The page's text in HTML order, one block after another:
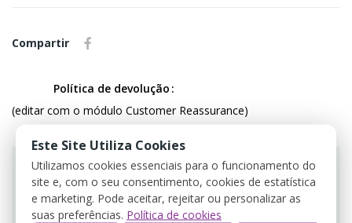
Compartir
Política de devolução
(editar com o módulo Customer Reassurance)
Guarantee safe & secure checkout
Este Site Utiliza Cookies
Utilizamos cookies essenciais para o funcionamento do
site e, com o seu consentimento, cookies de estatística
e marketing. Pode aceitar, rejeitar ou personalizar as
suas preferências. Política de cookies